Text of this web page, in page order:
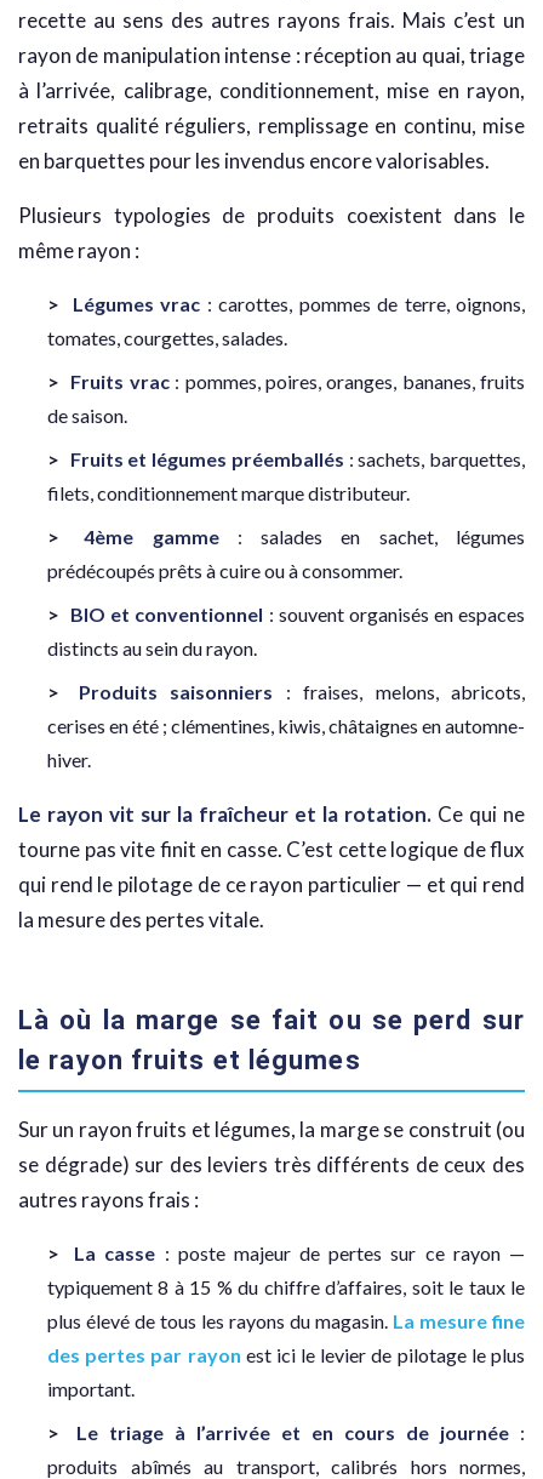
recette au sens des autres rayons frais. Mais c’est un
rayon de manipulation intense : réception au quai, triage
à l’arrivée, calibrage, conditionnement, mise en rayon,
retraits qualité réguliers, remplissage en continu, mise
en barquettes pour les invendus encore valorisables.
Plusieurs typologies de produits coexistent dans le
même rayon :
Légumes vrac : carottes, pommes de terre, oignons,
tomates, courgettes, salades.
Fruits vrac: pommes, poires, oranges, bananes, fruits
de saison.
Fruits et légumes préemballés : sachets, barquettes,
filets, conditionnement marque distributeur.
4ème gamme: salades en sachet, légumes
prédécoupés prêts à cuire ou à consommer.
BIO et conventionnel : souvent organisés en espaces
distincts au sein du rayon.
Produits saisonniers : fraises, melons, abricots,
cerises en été ; clémentines, kiwis, châtaignes en automne-
hiver.
Le rayon vit sur la fraîcheur et la rotation. Ce qui ne
tourne pas vite finit en casse. C’est cette logique de flux
qui rend le pilotage de ce rayon particulier — et qui rend
la mesure des pertes vitale.
Là où la marge se fait ou se perd sur
le rayon fruits et légumes
Sur un rayon fruits et légumes, la marge se construit (ou
se dégrade) sur des leviers très différents de ceux des
autres rayons frais :
La casse : poste majeur de pertes sur ce rayon —
typiquement 8 à 15 % du chiffre d’affaires, soit le taux le
plus élevé de tous les rayons du magasin. La mesure fine
des pertes par rayon est ici le levier de pilotage le plus
important.
Le triage à l’arrivée et en cours de journée :
produits abîmés au transport, calibrés hors normes,